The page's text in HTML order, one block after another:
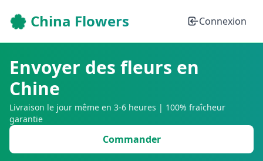
🌸 China Flowers Connexion
Envoyer des fleurs en
Chine
Livraison le jour même en 3-6 heures | 100% fraîcheur
garantie
Commander